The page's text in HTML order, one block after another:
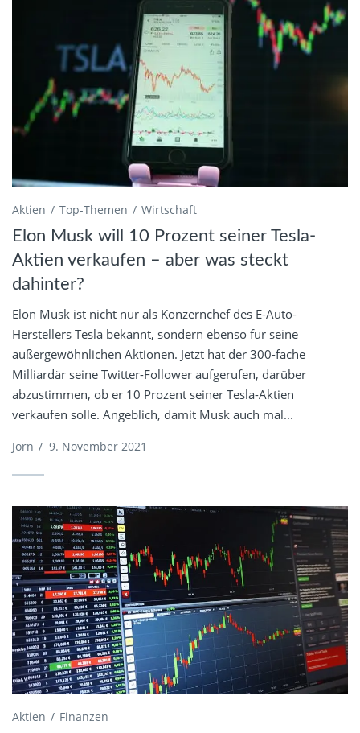
Aktien Top-Themen Wirtschaft
Elon Musk will 10 Prozent seiner Tesla-
Aktien verkaufen – aber was steckt
dahinter?
Elon Musk ist nicht nur als Konzernchef des E-Auto-
Herstellers Tesla bekannt, sondern ebenso für seine
außergewöhnlichen Aktionen. Jetzt hat der 300-fache
Milliardär seine Twitter-Follower aufgerufen, darüber
abzustimmen, ob er 10 Prozent seiner Tesla-Aktien
verkaufen solle. Angeblich, damit Musk auch mal...
Jörn / 9. November 2021
Aktien Finanzen